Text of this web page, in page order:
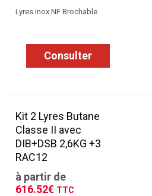
Lyres Inox NF Brochable.
Consulter
Kit 2 Lyres Butane
Classe II avec
DIB+DSB 2,6KG +3
RAC12
à partir de
616.52€ TTC